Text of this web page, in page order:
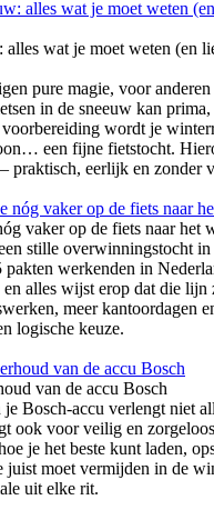
alles wat je moet weten (en
pure magie, voor
in de sneeuw kan
wordt je
een fijne fietstocht.
praktisch, eerlijk en zonder
vaker op de fiets naar het
stille overwinningstocht
werkenden in
alles wijst erop dat die lijn
meer kantoordagen
logische keuze.
van de accu Bosch
Bosch-accu verlengt niet
ook voor veilig en
je het beste kunt laden,
juist moet vermijden in de
uit elke rit.